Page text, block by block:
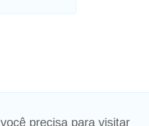
precisa para visitar